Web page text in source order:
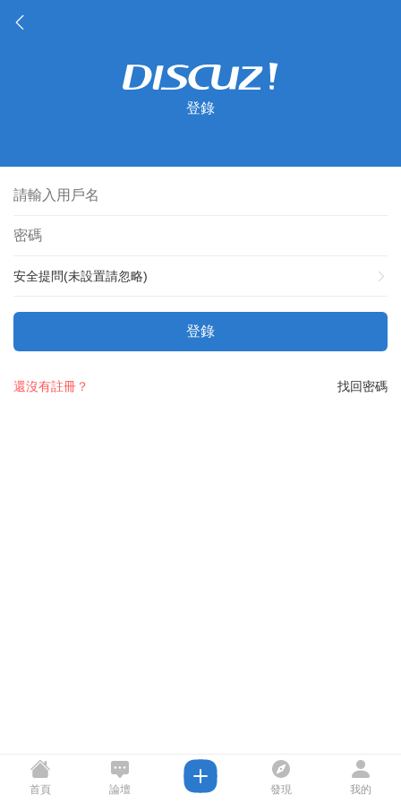
登錄
安全提問(未設置請忽略)
登錄
找回密碼
還沒有註冊？
首頁 論壇 發現 我的